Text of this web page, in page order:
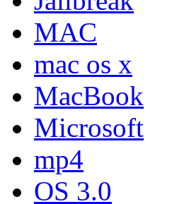
MAC
mac os x
MacBook
Microsoft
mp4
OS 3.0